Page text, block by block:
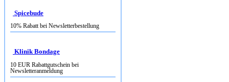
Spicebude
10% Rabatt bei Newsletterbestellung
Klinik Bondage
10 EUR Rabattgutschein bei
Newsletteranmeldung